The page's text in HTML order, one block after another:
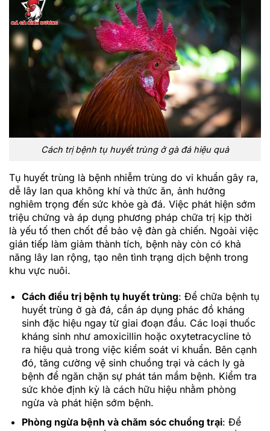
Cách trị bệnh tụ huyết trùng ở gà đá hiệu quả
Tụ huyết trùng là bệnh nhiễm trùng do vi khuẩn gây ra,
dễ lây lan qua không khí và thức ăn, ảnh hưởng
nghiêm trọng đến sức khỏe gà đá. Việc phát hiện sớm
triệu chứng và áp dụng phương pháp chữa trị kịp thời
là yếu tố then chốt để bảo vệ đàn gà chiến. Ngoài việc
gián tiếp làm giảm thành tích, bệnh này còn có khả
năng lây lan rộng, tạo nên tình trạng dịch bệnh trong
khu vực nuôi.
Cách điều trị bệnh tụ huyết trùng: Để chữa bệnh tụ
huyết trùng ở gà đá, cần áp dụng phác đồ kháng
sinh đặc hiệu ngay từ giai đoạn đầu. Các loại thuốc
kháng sinh như amoxicillin hoặc oxytetracycline tỏ
ra hiệu quả trong việc kiểm soát vi khuẩn. Bên cạnh
đó, tăng cường vệ sinh chuồng trại và cách ly gà
bệnh để ngăn chặn sự phát tán mầm bệnh. Kiểm tra
sức khỏe định kỳ là cách hữu hiệu nhằm phòng
ngừa và phát hiện sớm bệnh.
Phòng ngừa bệnh và chăm sóc chuồng trại: Để